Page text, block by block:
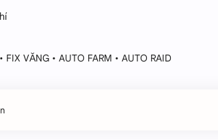
FIX VĂNG • AUTO FARM • AUTO RAID